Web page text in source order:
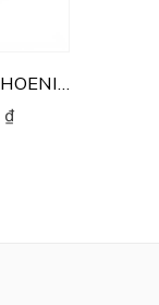
KÍNH BƠI TRẺ EM PHOENIX PN-503J
₫